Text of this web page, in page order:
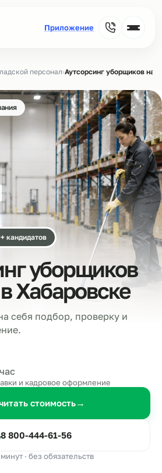
персонал›Аутсорсинг уборщиков на
кандидатов
уборщиков
Хабаровске
себя подбор, проверку и
и кадровое оформление
стоимость→
8 800-444-61-56
· без обязательств